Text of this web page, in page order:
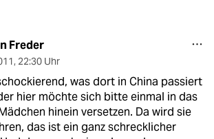
Freder
, 22:30 Uhr
was dort in China passiert
hier möchte sich bitte einmal in das
hinein versetzen. Da wird sie
das ist ein ganz schrecklicher